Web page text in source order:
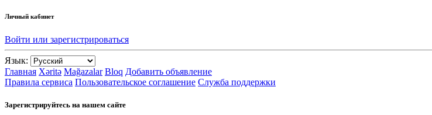
Личный кабинет
Войти или зарегистрироваться
Язык:
Главная Xəritə Mağazalar Bloq Добавить объявление
Правила сервиса Пользовательское соглашение Служба поддержки
Зарегистрируйтесь на нашем сайте